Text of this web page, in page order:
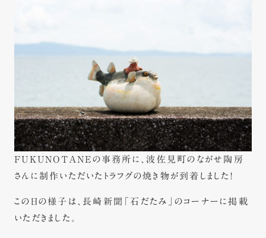
FUKUNOTANEの事務所に、波佐見町のながせ陶房
さんに制作いただいたトラフグの焼き物が到着しました！
この日の様子は、長崎新聞「石だたみ」のコーナーに掲載
いただきました。